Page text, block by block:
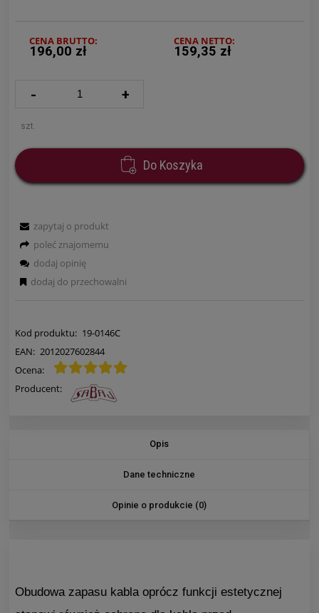
CENA BRUTTO:
196,00 zł
CENA NETTO:
159,35 zł
- +
szt.
Do Koszyka
Kod produktu: 19-0146C
EAN: 2012027602844
Ocena:
Producent:
zapytaj o produkt
poleć znajomemu
dodaj opinię
dodaj do przechowalni
Opis
Dane techniczne
Opinie o produkcie (0)
Obudowa zapasu kabla oprócz funkcji estetycznej